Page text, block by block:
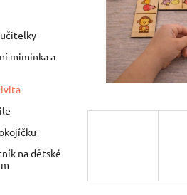
učitelky
miminka a
na dětské